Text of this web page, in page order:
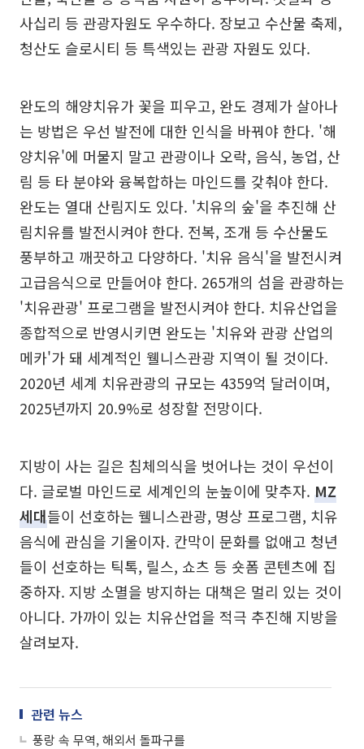
사십리 등 관광자원도 우수하다. 장보고 수산물 축제,
청산도 슬로시티 등 특색있는 관광 자원도 있다.
완도의 해양치유가 꽃을 피우고, 완도 경제가 살아나
는 방법은 우선 발전에 대한 인식을 바꿔야 한다. '해
양치유'에 머물지 말고 관광이나 오락, 음식, 농업, 산
림 등 타 분야와 융복합하는 마인드를 갖춰야 한다.
완도는 열대 산림지도 있다. '치유의 숲'을 추진해 산
림치유를 발전시켜야 한다. 전복, 조개 등 수산물도
풍부하고 깨끗하고 다양하다. '치유 음식'을 발전시켜
고급음식으로 만들어야 한다. 265개의 섬을 관광하는
'치유관광' 프로그램을 발전시켜야 한다. 치유산업을
종합적으로 반영시키면 완도는 '치유와 관광 산업의
메카'가 돼 세계적인 웰니스관광 지역이 될 것이다.
2020년 세계 치유관광의 규모는 4359억 달러이며,
2025년까지 20.9%로 성장할 전망이다.
지방이 사는 길은 침체의식을 벗어나는 것이 우선이
다. 글로벌 마인드로 세계인의 눈높이에 맞추자. MZ
세대들이 선호하는 웰니스관광, 명상 프로그램, 치유
음식에 관심을 기울이자. 칸막이 문화를 없애고 청년
들이 선호하는 틱톡, 릴스, 쇼츠 등 숏폼 콘텐츠에 집
중하자. 지방 소멸을 방지하는 대책은 멀리 있는 것이
아니다. 가까이 있는 치유산업을 적극 추진해 지방을
살려보자.
관련 뉴스
풍랑 속 무역, 해외서 돌파구를